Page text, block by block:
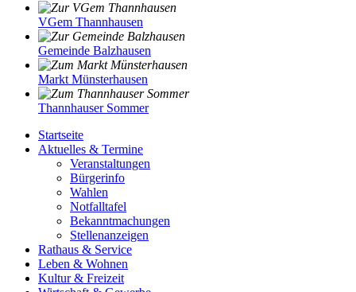
VGem Thannhausen
Gemeinde Balzhausen
Markt Münsterhausen
Thannhauser Sommer
Startseite
Aktuelles & Termine
Veranstaltungen
Bürgerinfo
Wahlen
Notfalltafel
Bekanntmachungen
Stellenanzeigen
Rathaus & Service
Leben & Wohnen
Kultur & Freizeit